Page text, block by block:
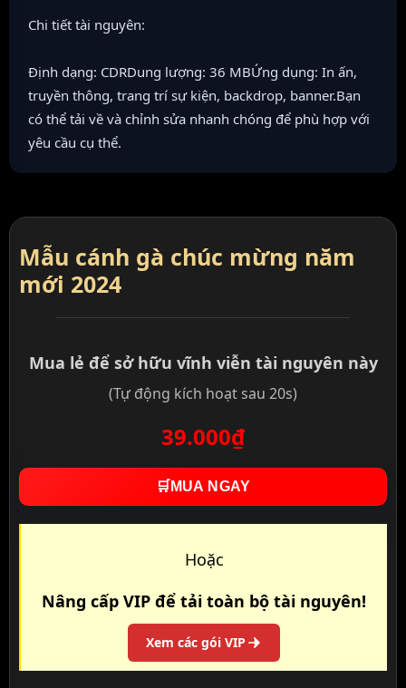
Chi tiết tài nguyên:
Định dạng: CDRDung lượng: 36 MBỨng dụng: In ấn,
truyền thông, trang trí sự kiện, backdrop, banner.Bạn
có thể tải về và chỉnh sửa nhanh chóng để phù hợp với
yêu cầu cụ thể.
Mẫu cánh gà chúc mừng năm
mới 2024
Mua lẻ để sở hữu vĩnh viễn tài nguyên này
(Tự động kích hoạt sau 20s)
39.000₫
🛒 MUA NGAY
Hoặc
Nâng cấp VIP để tải toàn bộ tài nguyên!
Xem các gói VIP